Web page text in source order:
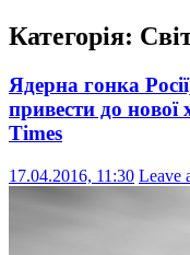
Категорія:
Ядерна гонка
привести до нової
Times
17.04.2016, 11:30 Leave